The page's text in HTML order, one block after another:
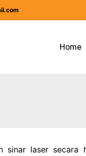
Home
sinar laser